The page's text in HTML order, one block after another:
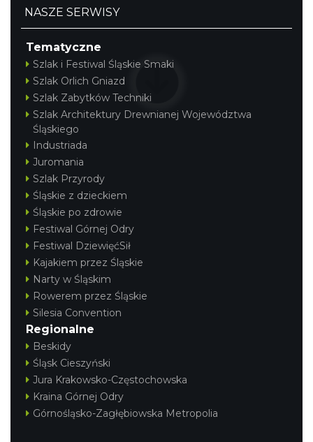
NASZE SERWISY
Tematyczne
Szlak i Festiwal Śląskie Smaki
Szlak Orlich Gniazd
Szlak Zabytków Techniki
Szlak Architektury Drewnianej Województwa
Śląskiego
Industriada
Juromania
Szlak Przyrody
Śląskie z dzieckiem
Śląskie po zdrowie
Festiwal Górnej Odry
Festiwal DziewięćSił
Kajakiem przez Śląskie
Narty w Śląskim
Rowerem przez Śląskie
Silesia Convention
Regionalne
Beskidy
Śląsk Cieszyński
Jura Krakowsko-Częstochowska
Kraina Górnej Odry
Górnośląsko-Zagłębiowska Metropolia